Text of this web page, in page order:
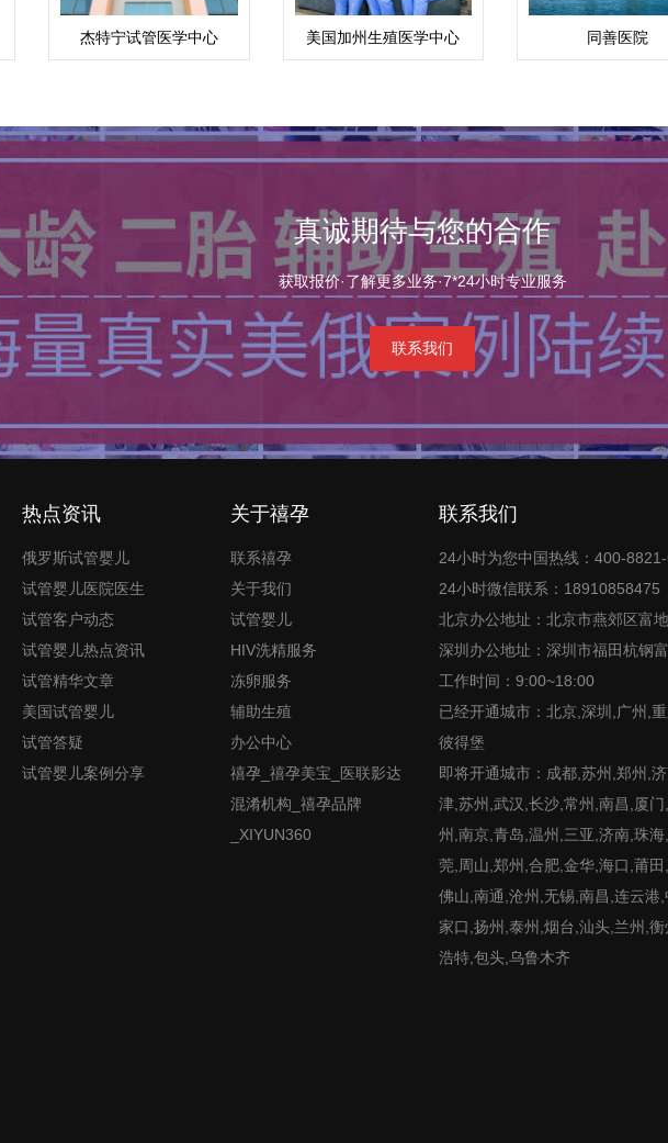
杰特宁试管医学中心
(Jetanin)
美国加州生殖医学中心
CCRH（洛杉矶）
同善医院
真诚期待与您的合作
获取报价·了解更多业务·7*24小时专业服务
联系我们
热点资讯
俄罗斯试管婴儿
试管婴儿医院医生
试管客户动态
试管婴儿热点资讯
试管精华文章
美国试管婴儿
试管答疑
试管婴儿案例分享
关于禧孕
联系禧孕
关于我们
试管婴儿
HIV洗精服务
冻卵服务
辅助生殖
办公中心
禧孕_禧孕美宝_医联影达
混淆机构_禧孕品牌
_XIYUN360
联系我们
24小时为您中国热线：400-8821-
24小时微信联系：18910858475
北京办公地址：北京市燕郊区富
深圳办公地址：深圳市福田杭钢
工作时间：9:00~18:00
已经开通城市：北京,深圳,广州,
彼得堡
即将开通城市：成都,苏州,郑州,
津,苏州,武汉,长沙,常州,南昌,厦
州,南京,青岛,温州,三亚,济南,珠
莞,周山,郑州,合肥,金华,海口,莆田
佛山,南通,沧州,无锡,南昌,连云港
家口,扬州,泰州,烟台,汕头,兰州,
浩特,包头,乌鲁木齐